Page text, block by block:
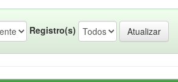
Registro(s)